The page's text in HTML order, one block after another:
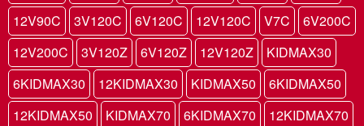
12V90C
3V120C 6V120C 12V120C V7C
6V200C
12V200C
3V120Z 6V120Z 12V120Z
KIDMAX30
6KIDMAX30
12KIDMAX30 KIDMAX50
6KIDMAX50
12KIDMAX50
KIDMAX70 6KIDMAX70
12KIDMAX70